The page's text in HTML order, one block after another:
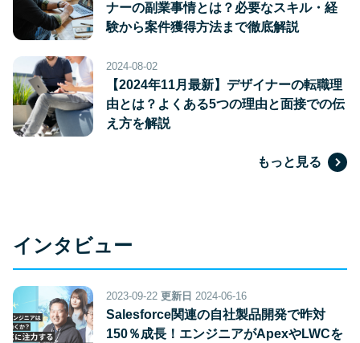
ナーの副業事情とは？必要なスキル・経
験から案件獲得方法まで徹底解説
2024-08-02
【2024年11月最新】デザイナーの転職理
由とは？よくある5つの理由と面接での伝
え方を解説
もっと見る
インタビュー
2023-09-22 更新日 2024-06-16
Salesforce関連の自社製品開発で昨対
150％成長！エンジニアがApexやLWCを